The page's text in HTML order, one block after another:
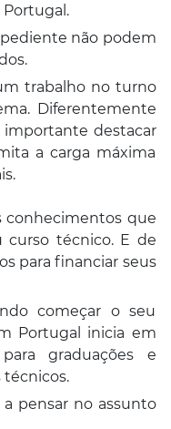
não podem
trabalho no turno
Diferentemente
importante destacar
a carga máxima
conhecimentos que
curso técnico. E de
para financiar seus
começar o seu
Portugal inicia em
graduações e
técnicos.
a pensar no assunto